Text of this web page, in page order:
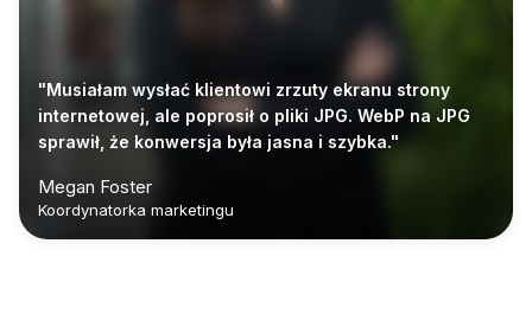
"Musiałam wysłać klientowi zrzuty ekranu strony
internetowej, ale poprosił o pliki JPG. WebP na JPG
sprawił, że konwersja była jasna i szybka."
Megan Foster
Koordynatorka marketingu